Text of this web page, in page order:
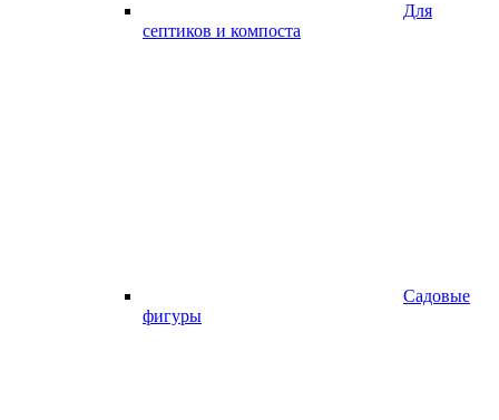
Для
септиков и компоста
Садовые
фигуры